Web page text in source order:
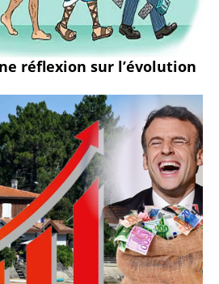
réflexion sur l’évolution